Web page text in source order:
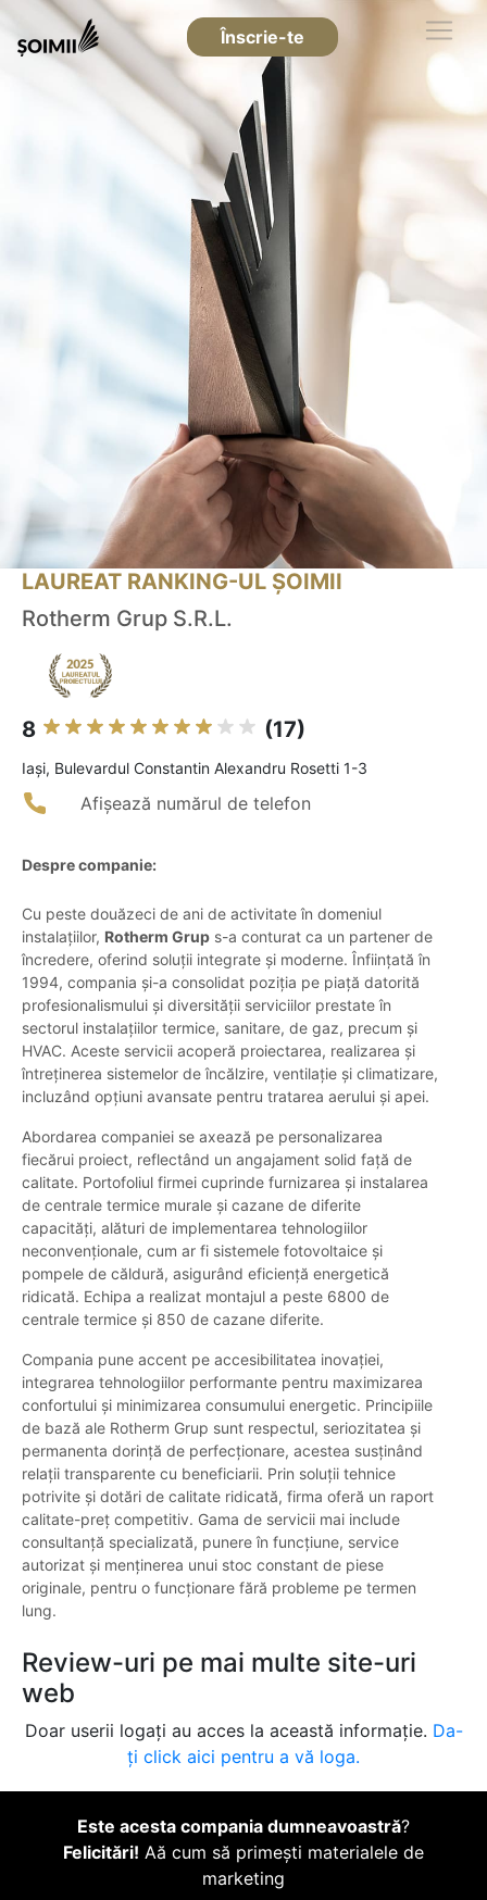
Înscrie-te
LAUREAT RANKING-UL ȘOIMII
Rotherm Grup S.R.L.
8 (17)
Iaşi, Bulevardul Constantin Alexandru Rosetti 1-3
Afișează numărul de telefon
Despre companie:
Cu peste douăzeci de ani de activitate în domeniul
instalațiilor, Rotherm Grup s-a conturat ca un partener de
încredere, oferind soluții integrate și moderne. Înființată în
1994, compania și-a consolidat poziția pe piață datorită
profesionalismului și diversității serviciilor prestate în
sectorul instalațiilor termice, sanitare, de gaz, precum și
HVAC. Aceste servicii acoperă proiectarea, realizarea și
întreținerea sistemelor de încălzire, ventilație și climatizare,
incluzând opțiuni avansate pentru tratarea aerului și apei.
Abordarea companiei se axează pe personalizarea
fiecărui proiect, reflectând un angajament solid față de
calitate. Portofoliul firmei cuprinde furnizarea și instalarea
de centrale termice murale și cazane de diferite
capacități, alături de implementarea tehnologiilor
neconvenționale, cum ar fi sistemele fotovoltaice și
pompele de căldură, asigurând eficiență energetică
ridicată. Echipa a realizat montajul a peste 6800 de
centrale termice și 850 de cazane diferite.
Compania pune accent pe accesibilitatea inovației,
integrarea tehnologiilor performante pentru maximizarea
confortului și minimizarea consumului energetic. Principiile
de bază ale Rotherm Grup sunt respectul, seriozitatea și
permanenta dorință de perfecționare, acestea susținând
relații transparente cu beneficiarii. Prin soluții tehnice
potrivite și dotări de calitate ridicată, firma oferă un raport
calitate-preț competitiv. Gama de servicii mai include
consultanță specializată, punere în funcțiune, service
autorizat și menținerea unui stoc constant de piese
originale, pentru o funcționare fără probleme pe termen
lung.
Review-uri pe mai multe site-uri
web
Doar userii logați au acces la această informație. Da-
ți click aici pentru a vă loga.
Este acesta compania dumneavoastră?
Felicitări! Aă cum să primești materialele de
marketing